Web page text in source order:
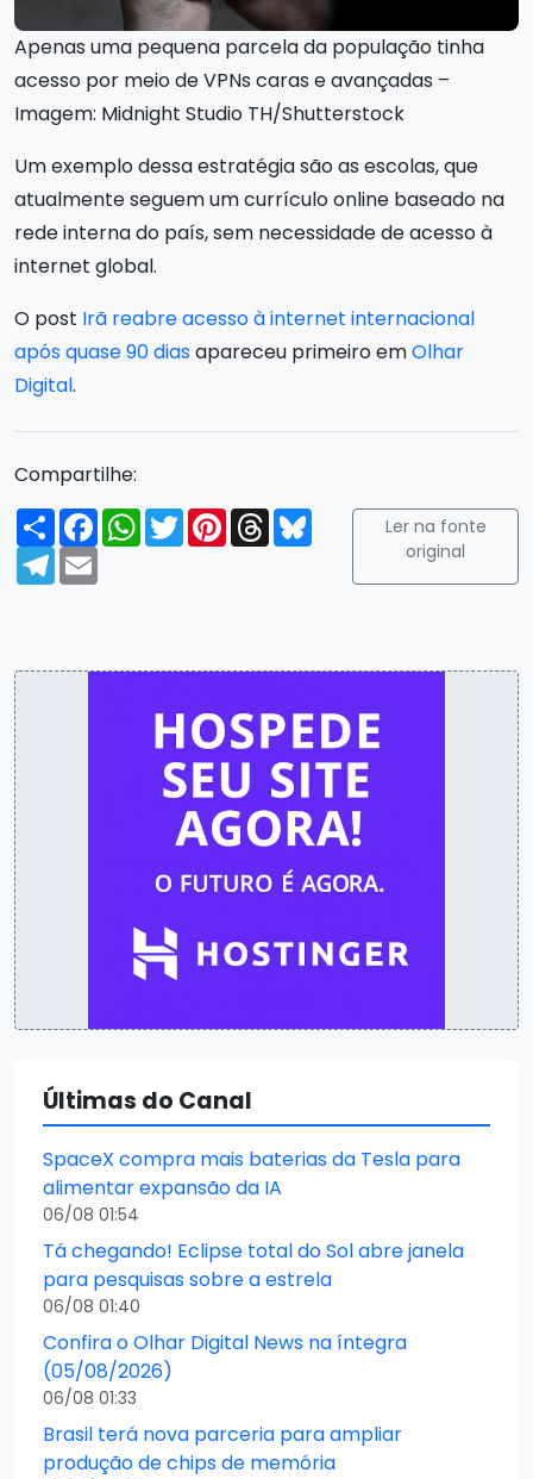
Apenas uma pequena parcela da população tinha
acesso por meio de VPNs caras e avançadas –
Imagem: Midnight Studio TH/Shutterstock
Um exemplo dessa estratégia são as escolas, que
atualmente seguem um currículo online baseado na
rede interna do país, sem necessidade de acesso à
internet global.
O post Irã reabre acesso à internet internacional
após quase 90 diasapareceu primeiro emOlhar
Digital.
Compartilhe:
Compartilhar
FacebookWhatsApp
TwitterPinterest
ThreadsBluesky
Telegram
Email
Ler na fonte
original
Últimas do Canal
SpaceX compra mais baterias da Tesla para
alimentar expansão da IA
06/08 01:54
Tá chegando! Eclipse total do Sol abre janela
para pesquisas sobre a estrela
06/08 01:40
Confira o Olhar Digital News na íntegra
(05/08/2026)
06/08 01:33
Brasil terá nova parceria para ampliar
produção de chips de memória